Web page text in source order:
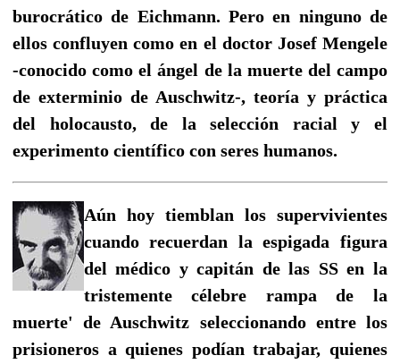
burocrático de Eichmann. Pero en ninguno de
ellos confluyen como en el doctor Josef Mengele
-conocido como el ángel de la muerte del campo
de exterminio de Auschwitz-, teoría y práctica
del holocausto, de la selección racial y el
experimento científico con seres humanos.
Aún hoy tiemblan los supervivientes
cuando recuerdan la espigada figura
del médico y capitán de las SS en la
tristemente célebre rampa de la
muerte' de Auschwitz seleccionando entre los
prisioneros a quienes podían trabajar, quienes